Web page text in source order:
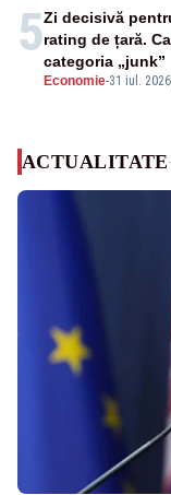
5
Economie-31 iul.
Zi decisivă
rating de țară.
categoria „junk”
ACTUALITATE